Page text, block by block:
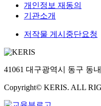
개인정보 재동의
기관소개
저작물 게시중단요청
41061 대구광역시 동구 동
Copyright© KERIS. ALL